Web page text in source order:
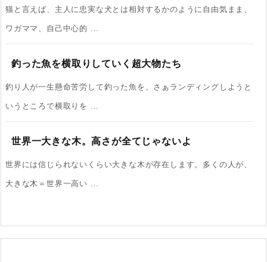
猫と言えば、主人に忠実な犬とは相対するかのように自由気まま、
ワガママ、自己中心的 ...
釣った魚を横取りしていく超大物たち
釣り人が一生懸命苦労して釣った魚を、さぁランディングしようと
いうところで横取りを ...
世界一大きな木。高さが全てじゃないよ
世界には信じられないくらい大きな木が存在します。多くの人が、
大きな木＝世界一高い ...